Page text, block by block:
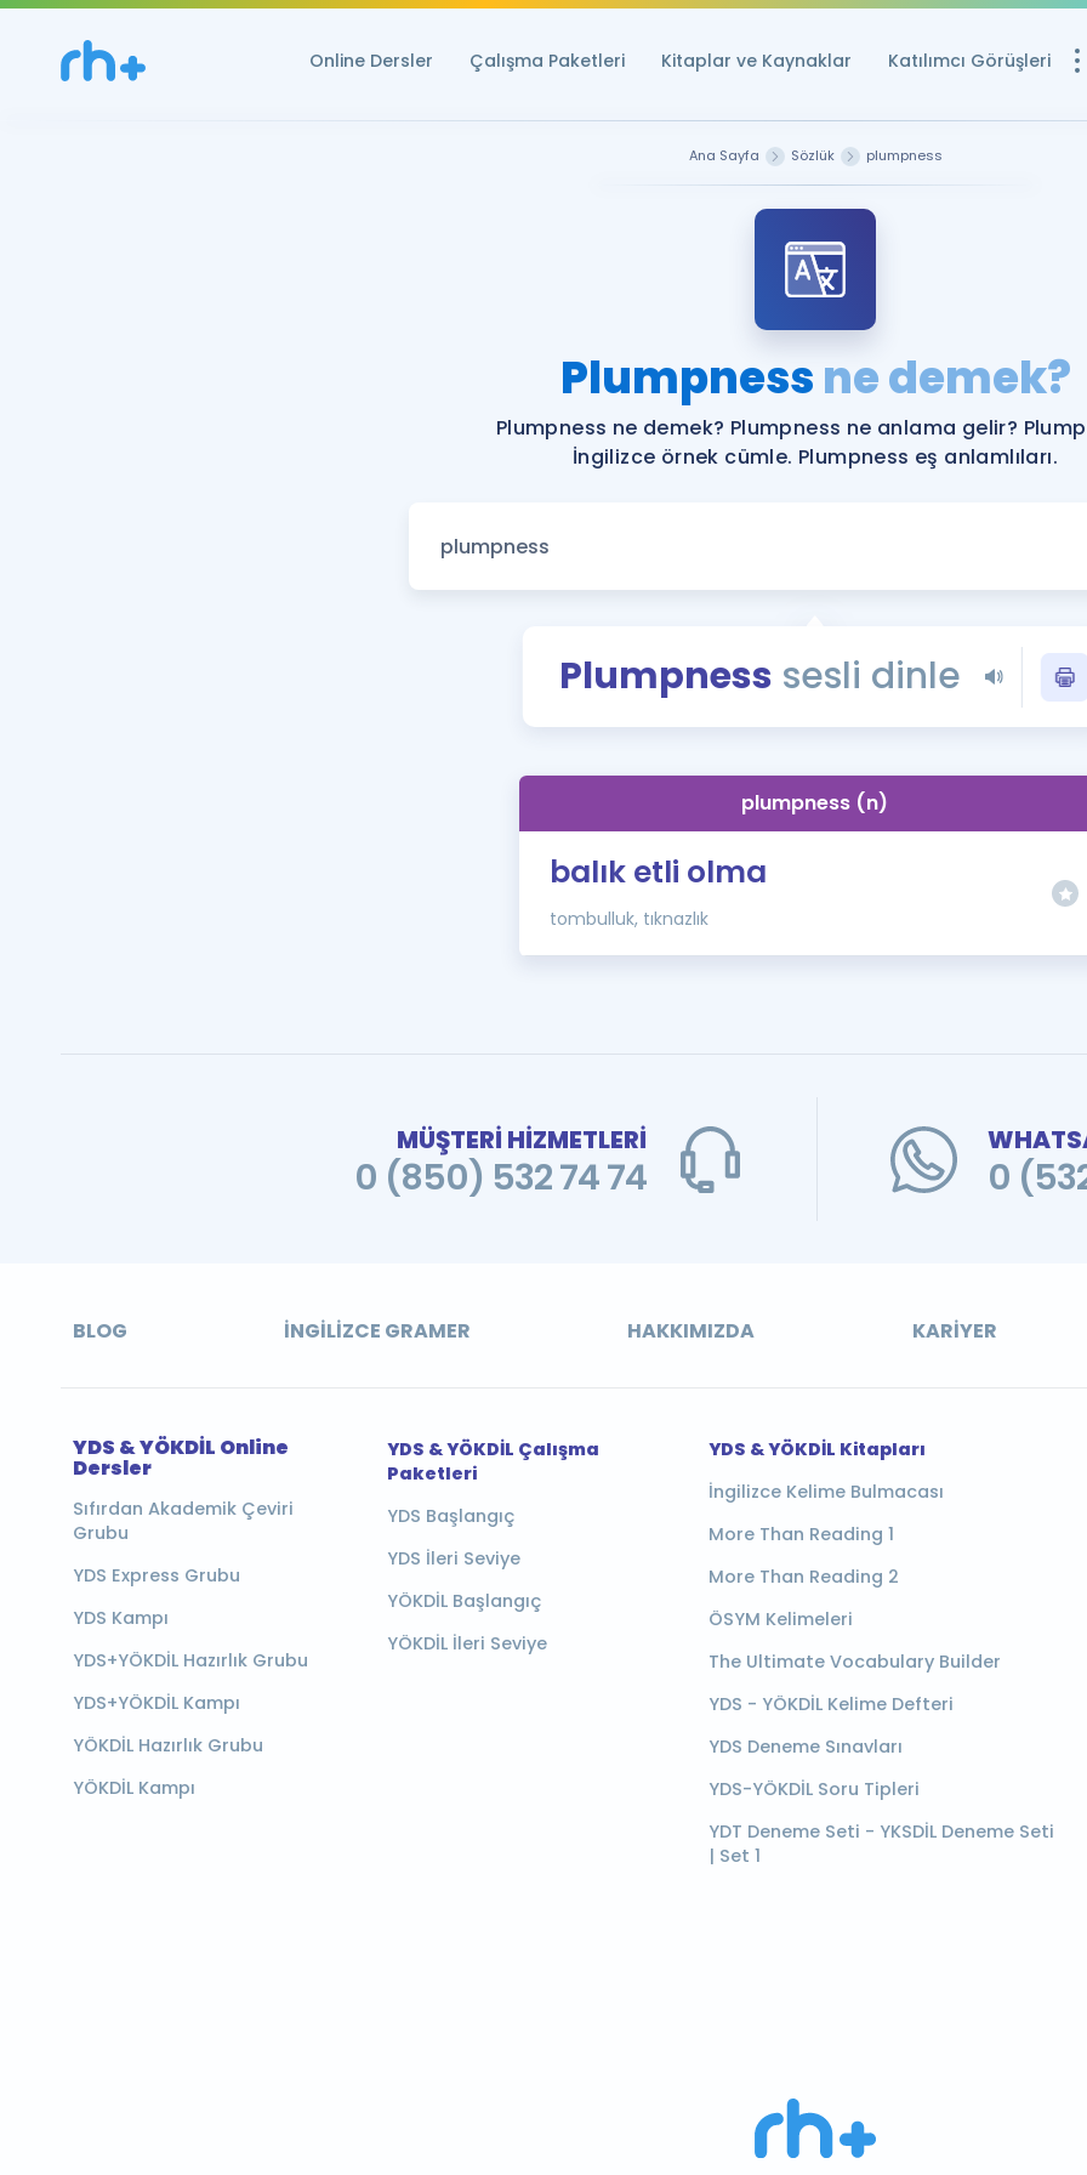
Online Dersler Çalışma Paketleri Kitaplar ve Kaynaklar Katılımcı Görüşleri
Ücretsiz
YDS ve YÖKDİL
YDS ve YÖKDİL'e
Tüm ÖSYM
YDS - YÖKDİL
İngilizce
Ana Sayfa Sözlük plumpness
Plumpnessne demek?
Plumpness ne demek? Plumpness ne anlama gelir?
İngilizce örnek cümle. Plumpness eş anlamlıları.
Plumpness sesli dinle
plumpness (n)
balık etli olma
tombulluk, tıknazlık
MÜŞTERİ HİZMETLERİ
0 (850) 532 74 74 0
BLOG İNGILIZCE GRAMER HAKKIMIZDA KARIYER
YDS & YÖKDİL Online
Dersler
Sıfırdan Akademik Çeviri
Grubu
YDS Express Grubu
YDS Kampı
YDS+YÖKDİL Hazırlık Grubu
YDS+YÖKDİL Kampı
YÖKDİL Hazırlık Grubu
YÖKDİL Kampı
YDS & YÖKDİL Çalışma
Paketleri
YDS Başlangıç
YDS İleri Seviye
YÖKDİL Başlangıç
YÖKDİL İleri Seviye
YDS & YÖKDİL Kitapları
İngilizce Kelime Bulmacası
More Than Reading 1
More Than Reading 2
ÖSYM Kelimeleri
The Ultimate Vocabulary Builder
YDS - YÖKDİL Kelime Defteri
YDS Deneme Sınavları
YDS-YÖKDİL Soru Tipleri
YDT Deneme Seti - YKSDİL Deneme Seti
| Set 1